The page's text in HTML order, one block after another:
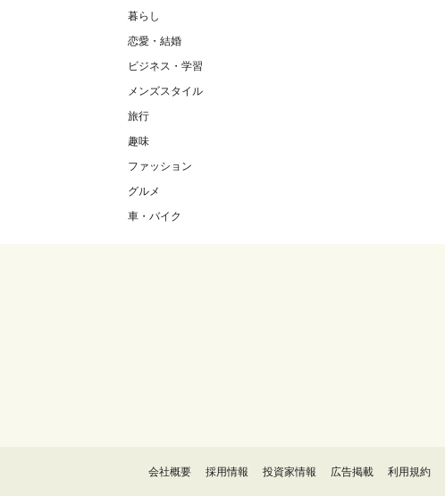
暮らし
恋愛・結婚
ビジネス・学習
メンズスタイル
旅行
趣味
ファッション
グルメ
車・バイク
会社概要 採用情報 投資家情報 広告掲載 利用規約